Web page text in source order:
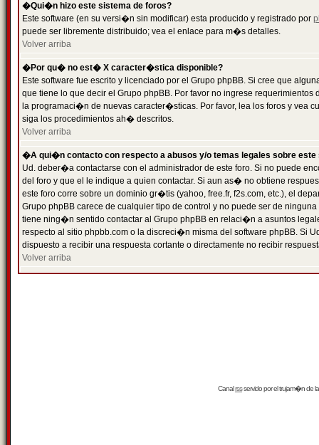
�Qui�n hizo este sistema de foros?
Este software (en su versi�n sin modificar) esta producido y registrado por
puede ser libremente distribuido; vea el enlace para m�s detalles.
Volver arriba
�Por qu� no est� X caracter�stica disponible?
Este software fue escrito y licenciado por el Grupo phpBB. Si cree que
que tiene lo que decir el Grupo phpBB. Por favor no ingrese
la programaci�n de nuevas caracter�sticas. Por favor, lea los foros y vea
siga los procedimientos ah� descritos.
Volver arriba
�A qui�n contacto con respecto a abusos y/o temas legales sobre este
Ud. deber�a contactarse con el administrador de este foro. Si no puede
del foro y que el le indique a quien contactar. Si aun as� no obtiene
este foro corre sobre un dominio gr�tis (yahoo, free.fr, f2s.com, etc.), el
Grupo phpBB carece de cualquier tipo de control y no puede ser de
tiene ning�n sentido contactar al Grupo phpBB en relaci�n a asuntos
respecto al sitio phpbb.com o la discreci�n misma del software phpBB. Si
dispuesto a recibir una respuesta cortante o directamente no recibir
Volver arriba
Canalrssservido por eltrujam�nde